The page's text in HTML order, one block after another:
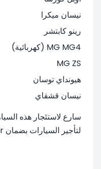
نيسان ميكرا
رينو كابتشر
MG MG4 (كهربائية)
MG ZS
هيونداي توسان
نيسان قشقاي
سارع لاستئجار هذه
لتأجير السيارات بضمان RentiCar!